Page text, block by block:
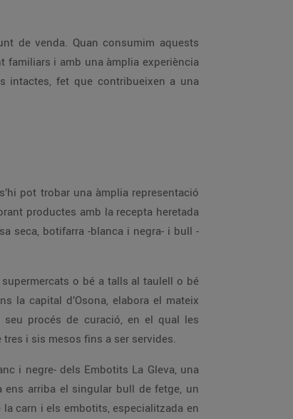
de venda. Quan consumim aquests
i amb una àmplia experiència
intactes, fet que contribueixen a una
pot trobar una àmplia representació
productes amb la recepta heretada
seca, botifarra -blanca i negra- i bull -
o bé a talls al taulell o bé
la capital d’Osona, elabora el mateix
procés de curació, en el qual les
i sis mesos fins a ser servides.
i negre- dels Embotits La Gleva, una
ens arriba el singular bull de fetge, un
carn i els embotits, especialitzada en